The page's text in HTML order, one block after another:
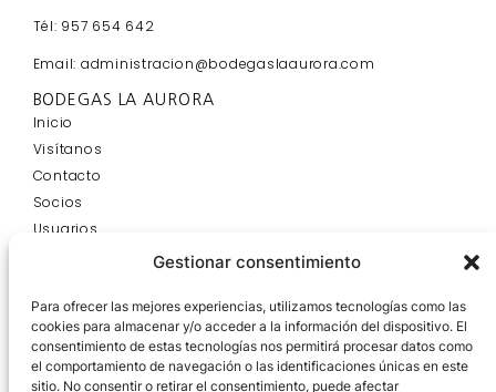
Gestionar consentimiento
Para ofrecer las mejores experiencias, utilizamos tecnologías como las
cookies para almacenar y/o acceder a la información del dispositivo. El
consentimiento de estas tecnologías nos permitirá procesar datos como
el comportamiento de navegación o las identificaciones únicas en este
sitio. No consentir o retirar el consentimiento, puede afectar
Tél: 957 654 642
Email: administracion@bodegaslaaurora.com
BODEGAS LA AURORA
Inicio
Visítanos
Contacto
Socios
Usuarios
Aviso Legal y Política de Privacidad
Bases Legales 21
Política de Cookies
HORARIO DE TIENDA